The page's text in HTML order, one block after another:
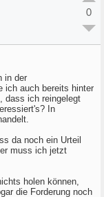
0
in der
ich auch bereits hinter
dass ich reingelegt
In
da noch ein Urteil
muss ich jetzt
holen können,
die Forderung noch